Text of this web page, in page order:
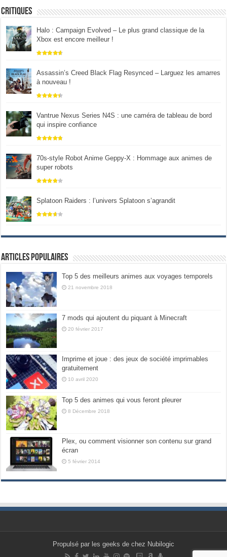
Critiques
Halo : Campaign Evolved – Le plus grand classique de la
Xbox est encore meilleur !
Assassin’s Creed Black Flag Resynced – Larguez les amarres
à nouveau !
Vantrue Nexus Series N4S : une caméra de tableau de bord
qui inspire confiance
70s-style Robot Anime Geppy-X : Hommage aux animes de
super robots
Splatoon Raiders : l’univers Splatoon s’agrandit
Articles populaires
Top 5 des meilleurs animes aux voyages temporels
21 novembre 2018
7 mods qui ajoutent du piquant à Minecraft
20 février 2017
Imprime et joue : des jeux de société imprimables
gratuitement
10 avril 2020
Top 5 des animes qui vous feront pleurer
8 Décembre 2018
Plex, ou comment visionner son contenu sur grand
écran
5 février 2014
Propulsé par les geeks de chez Nubilogic